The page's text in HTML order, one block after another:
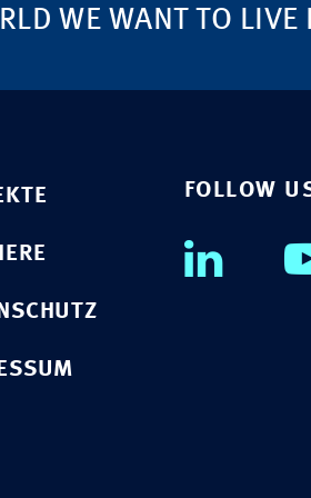
WE WANT TO LIVE
FOLLOW